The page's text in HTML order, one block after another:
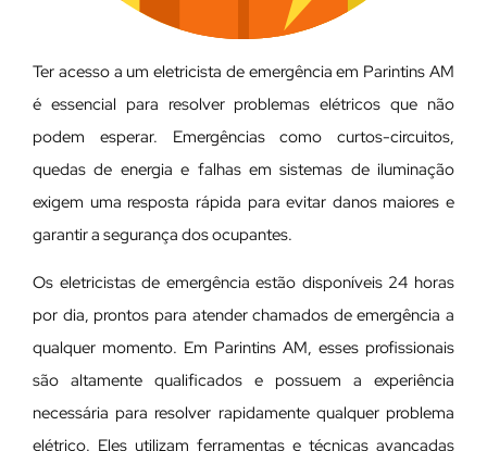
Ter acesso a um eletricista de emergência em Parintins AM
é essencial para resolver problemas elétricos que não
podem esperar. Emergências como curtos-circuitos,
quedas de energia e falhas em sistemas de iluminação
exigem uma resposta rápida para evitar danos maiores e
garantir a segurança dos ocupantes.
Os eletricistas de emergência estão disponíveis 24 horas
por dia, prontos para atender chamados de emergência a
qualquer momento. Em Parintins AM, esses profissionais
são altamente qualificados e possuem a experiência
necessária para resolver rapidamente qualquer problema
elétrico. Eles utilizam ferramentas e técnicas avançadas